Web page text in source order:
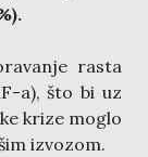
rasta
a), što bi uz
krize moglo
izvozom.